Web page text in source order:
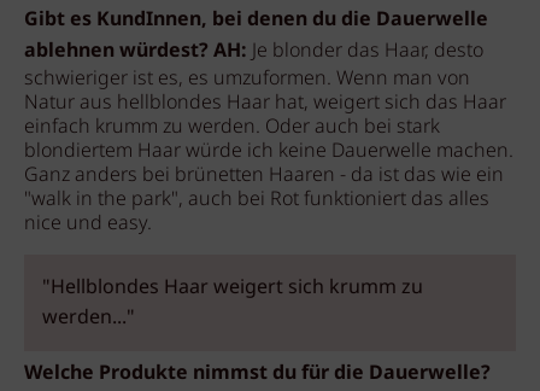
Gibt es KundInnen, bei denen du die Dauerwelle
ablehnen würdest? AH:Je blonder das Haar, desto
schwieriger ist es, es umzuformen. Wenn man von
Natur aus hellblondes Haar hat, weigert sich das Haar
einfach krumm zu werden. Oder auch bei stark
blondiertem Haar würde ich keine Dauerwelle machen.
Ganz anders bei brünetten Haaren - da ist das wie ein
"walk in the park", auch bei Rot funktioniert das alles
nice und easy.
"Hellblondes Haar weigert sich krumm zu
werden..."
Welche Produkte nimmst du für die Dauerwelle?